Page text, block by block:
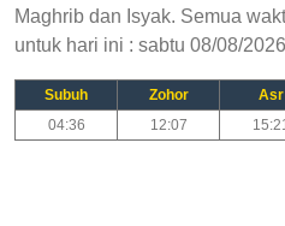
Maghrib dan Isyak. Semua
untuk hari ini : sabtu 08/08/
Subuh Zohor Asr
04:36
12:07